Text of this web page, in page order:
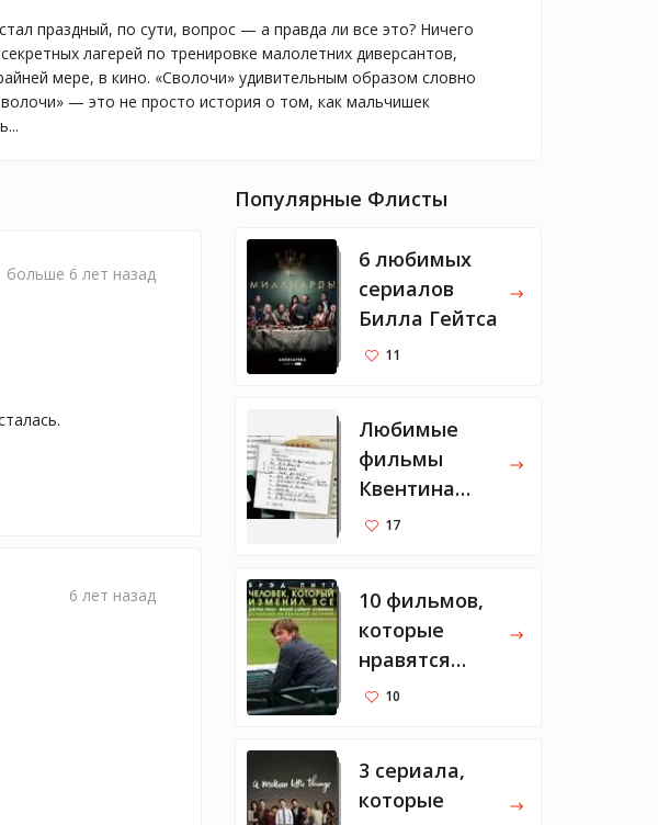
праздный, по сути, вопрос — а правда ли все это? Ничего
лагерей по тренировке малолетних диверсантов,
мере, в кино. «Сволочи» удивительным образом словно
— это не просто история о том, как мальчишек
больше 6 лет назад
6 лет назад
Популярные Флисты
6 любимых
сериалов
Билла Гейтса
11
Любимые
фильмы
Квентина
Тарантино
17
10 фильмов,
которые
нравятся
Марку
10
3 сериала,
которые